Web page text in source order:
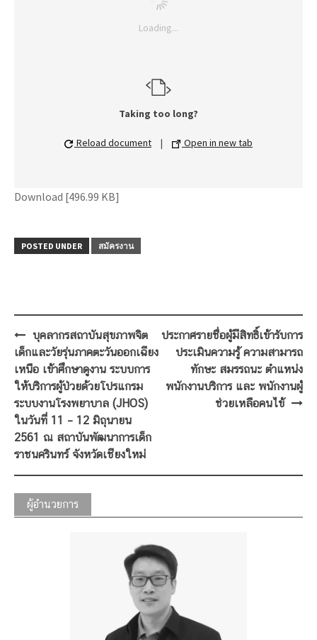
Loading...
Taking too long?
Reload document | Open in new tab
Download [496.99 KB]
POSTED UNDER สมัครงาน
Post
navigation
บุคลากรสถาบันสุขภาพจิต
เด็กและวัยรุ่นภาคตะวันออกเฉียง
เหนือ เข้าศึกษาดูงาน ระบบการ
ให้บริการผู้ป่วยด้วยโปรแกรม
ระบบงานโรงพยาบาล (JHOS)
ในวันที่ 11 – 12 มิถุนายน
2561 ณ สถาบันพัฒนาการเด็ก
ราชนครินทร์ จังหวัดเชียงใหม่
ประกาศรายชื่อผู้มีสิทธิ์เข้ารับการ
ประเมินความรู้ ความสามารถ
ทักษะ สมรรถนะ ตำแหน่ง
พนักงานบริการ และ พนักงานผู้
ช่วยเหลือคนไข้
ผู้อำนวยการ